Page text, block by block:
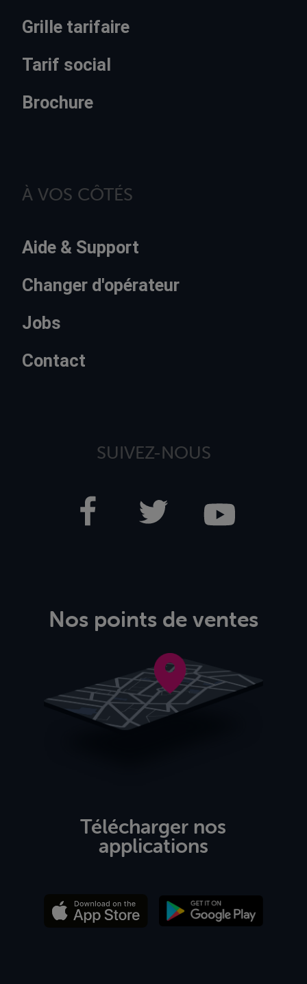
Grille tarifaire
Tarif social
Brochure
À VOS CÔTÉS
Aide & Support
Changer d'opérateur
Jobs
Contact
SUIVEZ-NOUS
Nos points de ventes
Télécharger nos
applications